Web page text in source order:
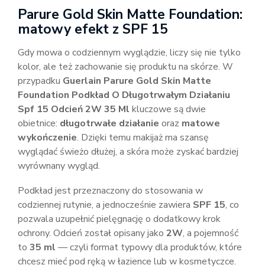
Parure Gold Skin Matte Foundation:
matowy efekt z SPF 15
Gdy mowa o codziennym wyglądzie, liczy się nie tylko
kolor, ale też zachowanie się produktu na skórze. W
przypadku Guerlain Parure Gold Skin Matte
Foundation Podkład O Długotrwałym Działaniu
Spf 15 Odcień 2W 35 Ml kluczowe są dwie
obietnice: długotrwałe działanie oraz matowe
wykończenie. Dzięki temu makijaż ma szansę
wyglądać świeżo dłużej, a skóra może zyskać bardziej
wyrównany wygląd.
Podkład jest przeznaczony do stosowania w
codziennej rutynie, a jednocześnie zawiera SPF 15, co
pozwala uzupełnić pielęgnację o dodatkowy krok
ochrony. Odcień został opisany jako 2W, a pojemność
to 35 ml — czyli format typowy dla produktów, które
chcesz mieć pod ręką w łazience lub w kosmetyczce.